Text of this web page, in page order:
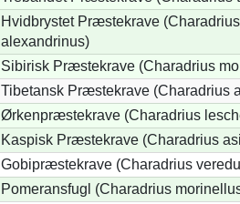
Hvidbrystet Præstekrave (Charadrius
alexandrinus)
Sibirisk Præstekrave (Charadrius
Tibetansk Præstekrave (Charadrius
Ørkenpræstekrave (Charadrius
Kaspisk Præstekrave (Charadrius
Gobipræstekrave (Charadrius
Pomeransfugl (Charadrius